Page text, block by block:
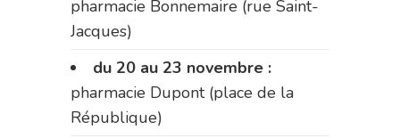
pharmacie Bonnemaire (rue Saint-
Jacques)
du 20 au 23 novembre :
pharmacie Dupont (place de la
République)